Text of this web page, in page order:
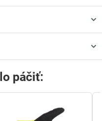
páčiť: